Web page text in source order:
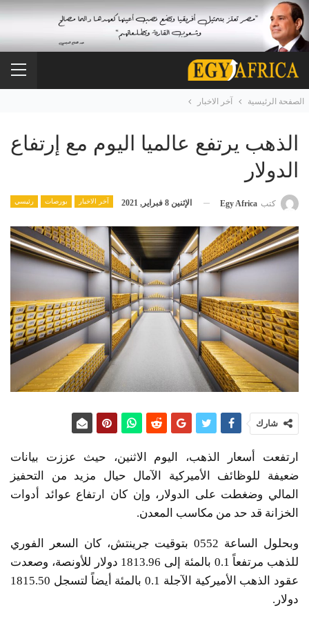
الصفحة الرئيسية آخر الاخبار
الذهب يرتفع عالميا اليوم مع إرتفاع
الدولار
آخر الاخبار بورصات رئيسي كتب Egy Africa الإثنين 8 فبراير, 2021
شارك
ارتفعت أسعار الذهب، اليوم الاثنين، حيث عززت بيانات
ضعيفة للوظائف الأميركية الآمال حيال مزيد من التحفيز
المالي وضغطت على الدولار، وإن كان ارتفاع عوائد أدوات
الخزانة قد حد من مكاسب المعدن.
وبحلول الساعة 0552 بتوقيت جرينتش، كان السعر الفوري
للذهب مرتفعاً 0.1 بالمئة إلى 1813.96 دولار للأونصة، وصعدت
عقود الذهب الأميركية الآجلة 0.1 بالمئة أيضاً لتسجل 1815.50
دولار.